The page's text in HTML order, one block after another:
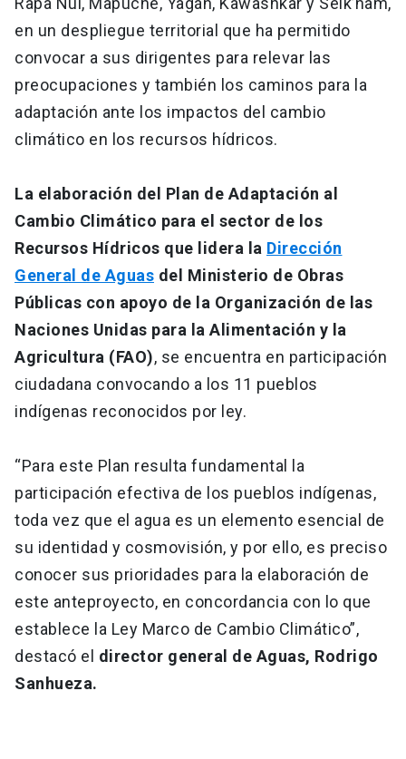
en un despliegue territorial que ha permitido
convocar a sus dirigentes para relevar las
preocupaciones y también los caminos para la
adaptación ante los impactos del cambio
climático en los recursos hídricos.
La elaboración del Plan de Adaptación al
Cambio Climático para el sector de los
Recursos Hídricos que lidera la Dirección
General de Aguas del Ministerio de Obras
Públicas con apoyo de la Organización de las
Naciones Unidas para la Alimentación y la
Agricultura (FAO), se encuentra en participación
ciudadana convocando a los 11 pueblos
indígenas reconocidos por ley.
“Para este Plan resulta fundamental la
participación efectiva de los pueblos indígenas,
toda vez que el agua es un elemento esencial de
su identidad y cosmovisión, y por ello, es preciso
conocer sus prioridades para la elaboración de
este anteproyecto, en concordancia con lo que
establece la Ley Marco de Cambio Climático”,
destacó el director general de Aguas, Rodrigo
Sanhueza.